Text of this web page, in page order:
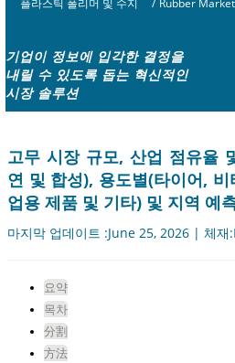
플라스틱 폴리머 및 수지 / Rubber Market
기업이 정보에 입각한 결정을
내릴 수 있도록 돕는 혁신적인
시장 솔루션
고무 시장 규모, 산업 점유율
연 및 합성), 용도별(타이어,
업용 제품 및 기타) 및 지역 예
마지막 업데이트 :June 25, 2026 | 체
요약
목차
分割
方法